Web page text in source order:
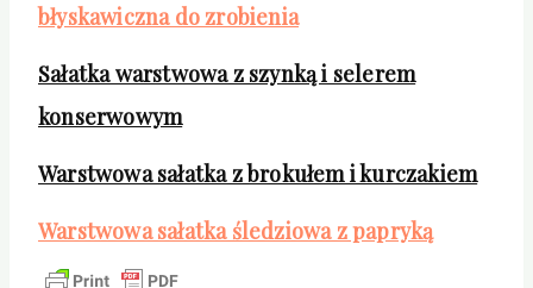
błyskawiczna do zrobienia
Sałatka warstwowa z szynką i selerem
konserwowym
Warstwowa sałatka z brokułem i kurczakiem
Warstwowa sałatka śledziowa z papryką